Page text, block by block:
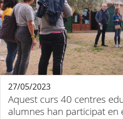
Aquest curs 40 centres
alumnes han participat en
27/05/2023